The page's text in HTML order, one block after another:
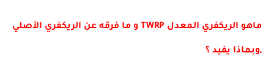
ماهو الريكفري المعدل TWRP و ما فرقه عن الريكفري الأصلي
,وبماذا يفيد ؟